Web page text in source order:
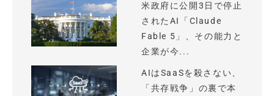
米政府に公開3日で停止
されたAI「Claude
Fable 5」、その能力と
企業が今...
AIはSaaSを殺さない、
「共存戦争」の裏で本